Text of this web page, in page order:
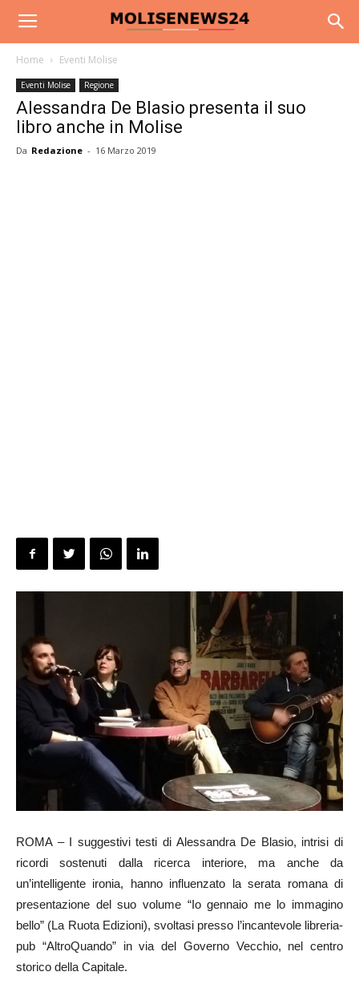
Home Eventi Molise
Eventi Molise Regione
Alessandra De Blasio presenta il suo
libro anche in Molise
Da Redazione - 16 Marzo 2019
ROMA – I suggestivi testi di Alessandra De Blasio, intrisi di
ricordi sostenuti dalla ricerca interiore, ma anche da
un’intelligente ironia, hanno influenzato la serata romana di
presentazione del suo volume “Io gennaio me lo immagino
bello” (La Ruota Edizioni), svoltasi presso l’incantevole libreria-
pub “AltroQuando” in via del Governo Vecchio, nel centro
storico della Capitale.